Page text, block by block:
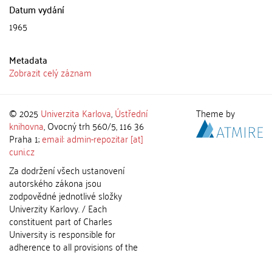
Datum vydání
1965
Metadata
Zobrazit celý záznam
© 2025 Univerzita Karlova,Ústřední
knihovna, Ovocný trh 560/5, 116 36
Praha 1;email: admin-repozitar [at]
cuni.cz
Za dodržení všech ustanovení
autorského zákona jsou
zodpovědné jednotlivé složky
Univerzity Karlovy. / Each
constituent part of Charles
University is responsible for
adherence to all provisions of the
Theme by